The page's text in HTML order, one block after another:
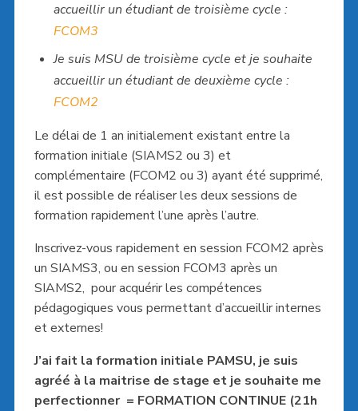
accueillir un étudiant de troisième cycle :
FCOM3
Je suis MSU de troisième cycle et je souhaite
accueillir un étudiant de deuxième cycle :
FCOM2
Le délai de 1 an initialement existant entre la
formation initiale (SIAMS2 ou 3) et
complémentaire (FCOM2 ou 3) ayant été supprimé,
il est possible de réaliser les deux sessions de
formation rapidement l’une après l’autre.
Inscrivez-vous rapidement en session FCOM2 après
un SIAMS3, ou en session FCOM3 après un
SIAMS2, pour acquérir les compétences
pédagogiques vous permettant d’accueillir internes
et externes!
J’ai fait la formation initiale PAMSU, je suis
agréé à la maitrise de stage et je souhaite me
perfectionner = FORMATION CONTINUE (21h